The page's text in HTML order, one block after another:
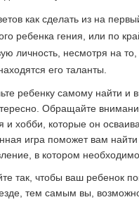
Авторам
как сделать из на
ребенка гения, или по
личность, несмотря на то,
его таланты.
ребенку самому найти и
Обращайте
и хобби, которые он
игра поможет вам найти
в котором необходимо
так, чтобы ваш ребенок
тем самым вы,